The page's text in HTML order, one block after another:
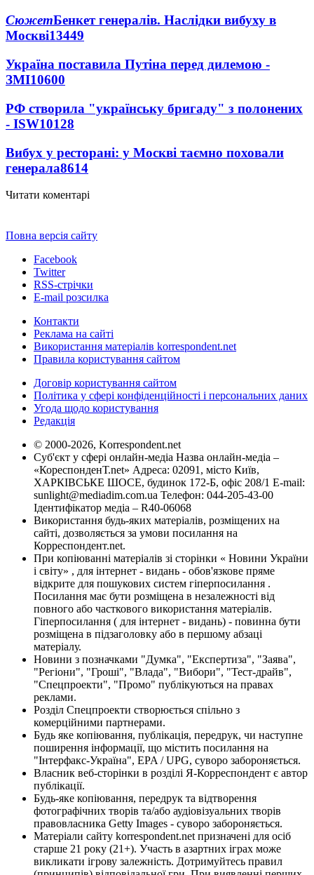
СюжетБенкет генералів. Наслідки вибуху в
Москві13449
Україна поставила Путіна перед дилемою -
ЗМІ10600
РФ створила "українську бригаду" з полонених
- ISW10128
Вибух у ресторані: у Москві таємно поховали
генерала8614
Читати коментарі
Повна версія сайту
Facebook
Twitter
RSS-стрічки
E-mail розсилка
Контакти
Реклама на сайті
Використання матеріалів korrespondent.net
Правила користування сайтом
Договір користування сайтом
Політика у сфері конфіденційності і персональних даних
Угода щодо користування
Редакція
© 2000-2026, Korrespondent.net
Суб'єкт у сфері онлайн-медіа Назва онлайн-медіа –
«КореспонденТ.net» Адреса: 02091, місто Київ,
ХАРКІВСЬКЕ ШОСЕ, будинок 172-Б, офіс 208/1 E-mail:
sunlight@mediadim.com.ua Телефон: 044-205-43-00
Ідентифікатор медіа – R40-06068
Використання будь-яких матеріалів, розміщених на
сайті, дозволяється за умови посилання на
Корреспондент.net.
При копіюванні матеріалів зі сторінки « Новини України
і світу» , для інтернет - видань - обов'язкове пряме
відкрите для пошукових систем гіперпосилання .
Посилання має бути розміщена в незалежності від
повного або часткового використання матеріалів.
Гіперпосилання ( для інтернет - видань) - повинна бути
розміщена в підзаголовку або в першому абзаці
матеріалу.
Новини з позначками "Думка", "Експертиза", "Заява",
"Регіони", "Гроші", "Влада", "Вибори", "Тест-драйв",
"Спецпроекти", "Промо" публікуються на правах
реклами.
Розділ Спецпроекти створюється спільно з
комерційними партнерами.
Будь яке копіювання, публікація, передрук, чи наступне
поширення інформації, що містить посилання на
"Інтерфакс-Україна", EPA / UPG, суворо забороняється.
Власник веб-сторінки в розділі Я-Корреспондент є автор
публікації.
Будь-яке копіювання, передрук та відтворення
фотографічних творів та/або аудіовізуальних творів
правовласника Getty Images - суворо забороняється.
Матеріали сайту korrespondent.net призначені для осіб
старше 21 року (21+). Участь в азартних іграх може
викликати ігрову залежність. Дотримуйтесь правил